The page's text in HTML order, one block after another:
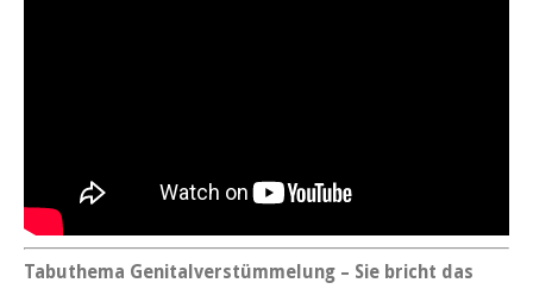
Tabuthe­ma Gen­i­talver­stüm­melung – Sie bricht das